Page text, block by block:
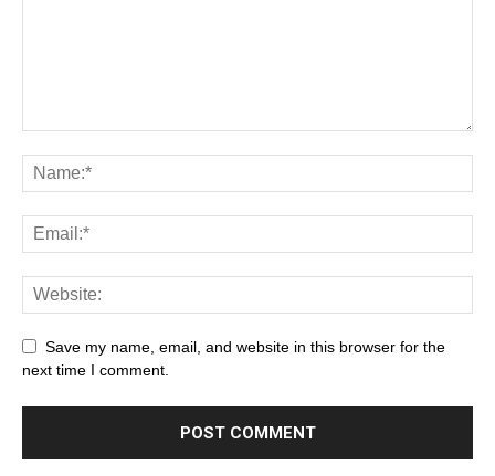
Save my name, email, and website in this browser for the
next time I comment.